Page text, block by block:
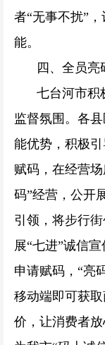
者“无事不扰”
能。
四、全员亮
七台河市积
监督氛围。各
能优势，积极
赋码，在经营
码”经营，公开
引领，将步行
展“七进”诚信
申请赋码，“亮
移动端即可获
价，让消费者